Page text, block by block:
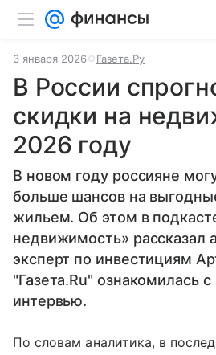
3 января 2026 Газета.Ру
В России
скидки на
2026 году
В новом году россияне
больше шансов на
жильем. Об этом в
недвижимость» рассказал
эксперт по инвестициям
"Газета.Ru" ознакомилась
интервью.
По словам аналитика, в